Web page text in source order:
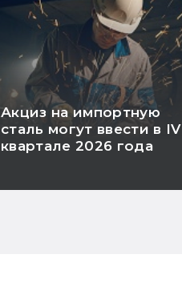
Акциз на импортную
сталь могут ввести в IV
квартале 2026 года